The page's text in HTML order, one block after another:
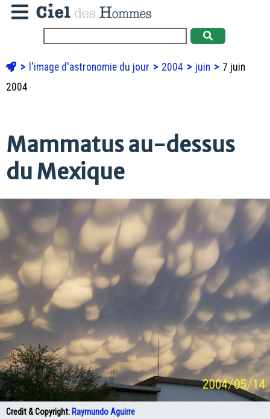
l'image d'astronomie du jour 2004 juin
7 juin
2004
Mammatus au-dessus
du Mexique
Credit & Copyright: Raymundo Aguirre